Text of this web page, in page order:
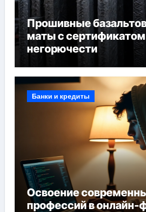
Прошивные
маты с сертификатом
негорючести
Банки и кредиты
Освоение
профессий в онлайн-